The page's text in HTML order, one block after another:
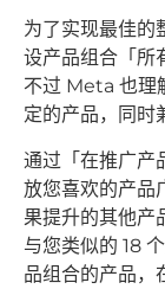
为了实现最佳的
设产品组合「所
不过 Meta 也理
定的产品，同时
通过「在推广产
放您喜欢的产品
果提升的其他产
与您类似的 18
品组合的产品，